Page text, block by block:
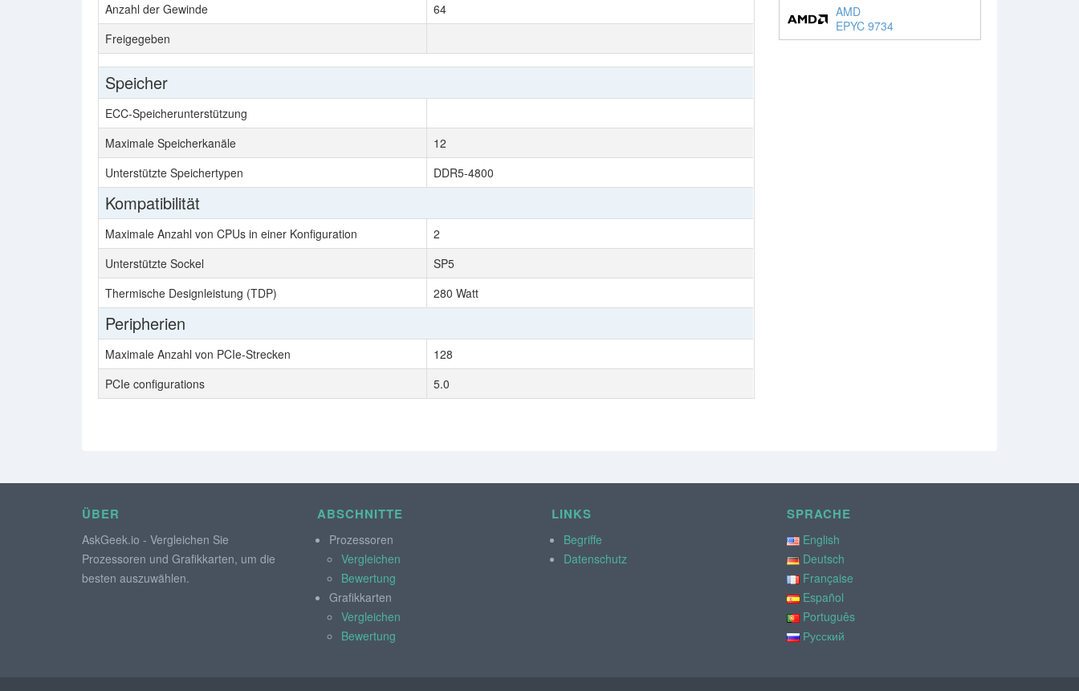
Anzahl der Gewinde
64
Freigegeben
Speicher
ECC-Speicherunterstützung
Maximale Speicherkanäle
12
Unterstützte Speichertypen
DDR5-4800
Kompatibilität
Maximale Anzahl von CPUs in einer Konfiguration
2
Unterstützte Sockel
SP5
Thermische Designleistung (TDP)
280 Watt
Peripherien
Maximale Anzahl von PCIe-Strecken
128
PCIe configurations
5.0
AMD
EPYC 9734
ÜBER
AskGeek.io - Vergleichen Sie
Prozessoren und Grafikkarten, um die
besten auszuwählen.
ABSCHNITTE
Prozessoren
Vergleichen
Bewertung
Grafikkarten
Vergleichen
Bewertung
LINKS
Begriffe
Datenschutz
SPRACHE
English
Deutsch
Française
Español
Português
Русский